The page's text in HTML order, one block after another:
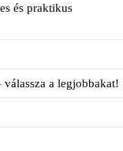
és praktikus
a legjobbakat!